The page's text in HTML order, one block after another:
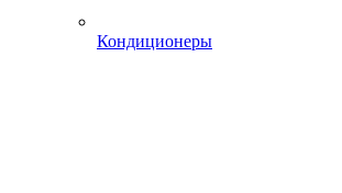
Кондиционеры